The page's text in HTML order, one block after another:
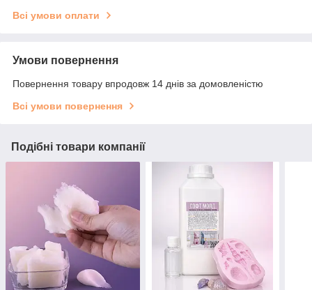
Всі умови оплати
Умови повернення
Повернення товару впродовж 14 днів за домовленістю
Всі умови повернення
Подібні товари компанії